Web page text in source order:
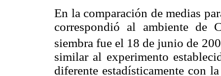
En la comparación de medias
correspondió al ambiente de
siembra fue el 18 de junio de
similar al experimento
diferente estadísticamente con